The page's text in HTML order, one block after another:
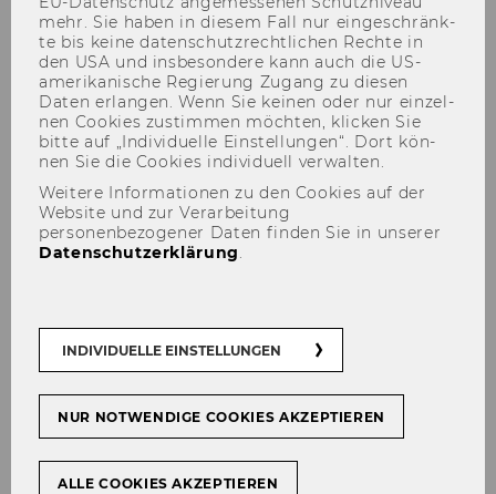
Tools & Resources
ship in­ter­es­sie­ren: Hör den ‘Once Upon a
Stu­dent’ Pod­cast, ent­de­cke How-​To-
Guides, unser Startup-​Glossar und ak­tu­
mehr. Sie haben in die­sem Fall nur ein­ge­schränk­
te bis keine da­ten­schutz­recht­li­chen Rech­te in
den USA und ins­be­son­de­re kann auch die US-​
amerikanische Re­gie­rung Zu­gang zu die­sen
Daten er­lan­gen. Wenn Sie kei­nen oder nur ein­zel­
nen Coo­kies zu­stim­men möch­ten, kli­cken Sie
bitte auf „In­di­vi­du­el­le Ein­stel­lun­gen“. Dort kön­
nen Sie die Coo­kies in­di­vi­du­ell ver­wal­ten.
Weitere Informationen zu den Cookies auf der
Website und zur Verarbeitung
personenbezogener Daten finden Sie in unserer
Datenschutzerklärung.
INDIVIDUELLE EINSTELLUNGEN
NUR NOTWENDIGE COOKIES AKZEPTIEREN
ALLE COOKIES AKZEPTIEREN